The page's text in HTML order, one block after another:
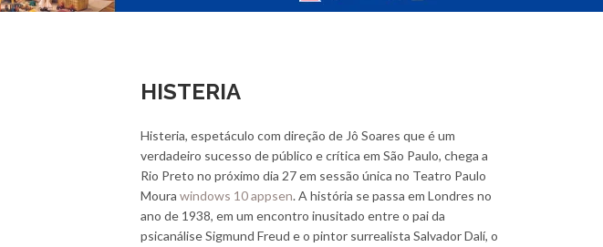
HISTERIA
Histeria, espetáculo com direção de Jô Soares que é um
verdadeiro sucesso de público e crítica em São Paulo, chega a
Rio Preto no próximo dia 27 em sessão única no Teatro Paulo
Moura windows 10 appsen. A história se passa em Londres no
ano de 1938, em um encontro inusitado entre o pai da
psicanálise Sigmund Freud e o pintor surrealista Salvador Dalí, o